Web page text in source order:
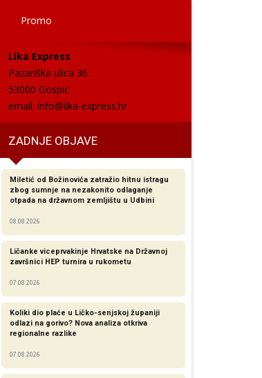
Promo
Lika Express
Pazariška ulica 36
53000 Gospić
email: info@lika-express.hr
ZADNJE OBJAVE
Miletić od Božinovića zatražio hitnu istragu
zbog sumnje na nezakonito odlaganje
otpada na državnom zemljištu u Udbini
08.08.2026
Ličanke viceprvakinje Hrvatske na Državnoj
završnici HEP turnira u rukometu
07.08.2026
Koliki dio plaće u Ličko-senjskoj županiji
odlazi na gorivo? Nova analiza otkriva
regionalne razlike​
07.08.2026